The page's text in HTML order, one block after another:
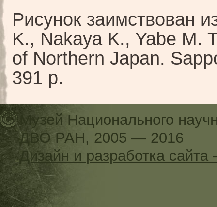
Рисунок заимствован
K., Nakaya K., Yabe M.
of Northern Japan.
391 p.
Музей Национального
ДВО РАН, 2005 — 2016
Дизайн и разработка